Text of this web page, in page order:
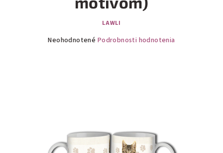
LAWLI
Neohodnotené Podrobnosti hodnotenia